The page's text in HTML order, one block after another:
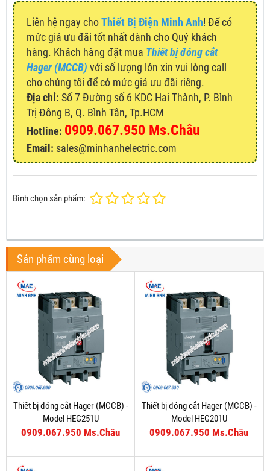
Liên hệ ngay choThiết Bị Điện Minh Anh! Để có
mức giá ưu đãi tốt nhất dành cho Quý khách
hàng. Khách hàng đặt mua Thiết bị đóng cắt
Hager (MCCB) với số lượng lớn xin vui lòng call
cho chúng tôi để có mức giá ưu đãi riêng.
Địa chỉ: Số 7 Đường số 6 KDC Hai Thành, P. Bình
Trị Đông B, Q. Bình Tân, Tp.HCM
Hotline: 0909.067.950 Ms.Châu
Email: sales@minhanhelectric.com
Bình chọn sản phẩm:
Sản phẩm cùng loại
Thiết bị đóng cắt Hager (MCCB) -
Model HEG251U
0909.067.950 Ms.Châu
Thiết bị đóng cắt Hager (MCCB) -
Model HEG201U
0909.067.950 Ms.Châu